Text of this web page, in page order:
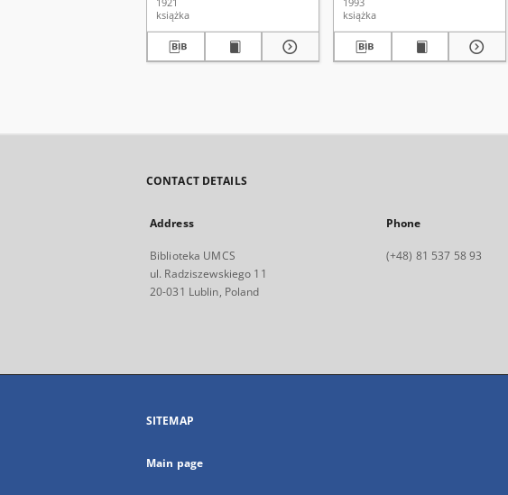
książka
książka
CONTACT DETAILS
Address
Biblioteka UMCS
ul. Radziszewskiego 11
20-031 Lublin, Poland
Phone
(+48) 81 537 58 93
SITEMAP
Main page